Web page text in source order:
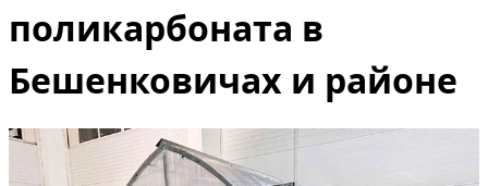
поликарбоната в
Бешенковичах и районе